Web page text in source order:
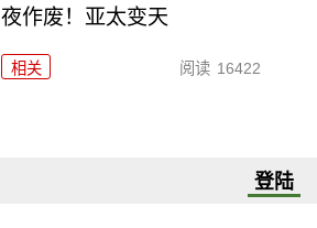
夜作废！亚太变天
相关 阅读 16422
登陆